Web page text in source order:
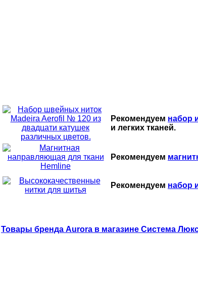
Рекомендуем набор
и легких тканей.
Рекомендуем
Рекомендуем набор
Товары бренда Aurora в магазине Система